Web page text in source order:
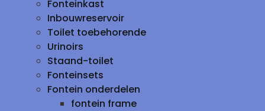
Fonteinkast
Inbouwreservoir
Toilet toebehorende
Urinoirs
Staand-toilet
Fonteinsets
Fontein onderdelen
fontein frame